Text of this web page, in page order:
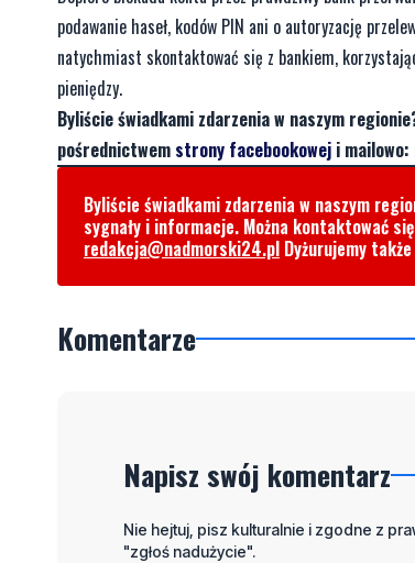
podawanie haseł, kodów PIN ani o autoryzację
natychmiast skontaktować się z bankiem,
pieniędzy.
Byliście świadkami zdarzenia w naszym
pośrednictwem strony facebookowej i mailowo:
Byliście świadkami zdarzenia w naszym
sygnały i informacje. Można kontaktować
redakcja@nadmorski24.pl Dyżurujemy
Komentarze
Napisz swój komentarz
Nie hejtuj, pisz kulturalnie i zgodne z
"zgłoś nadużycie".